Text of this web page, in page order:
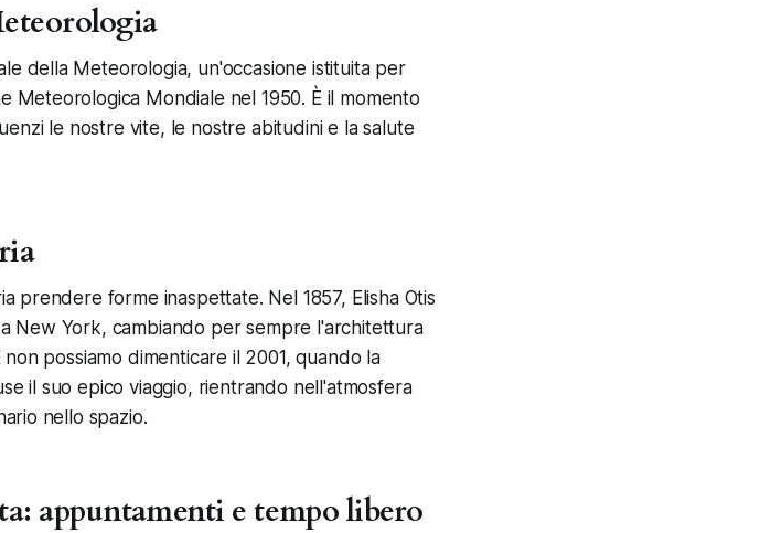
della Meteorologia, un'occasione istituita per
Meteorologica Mondiale nel 1950. È il momento
le nostre vite, le nostre abitudini e la salute
prendere forme inaspettate. Nel 1857, Elisha Otis
New York, cambiando per sempre l'architettura
possiamo dimenticare il 2001, quando la
il suo epico viaggio, rientrando nell'atmosfera
nello spazio.
appuntamenti e tempo libero